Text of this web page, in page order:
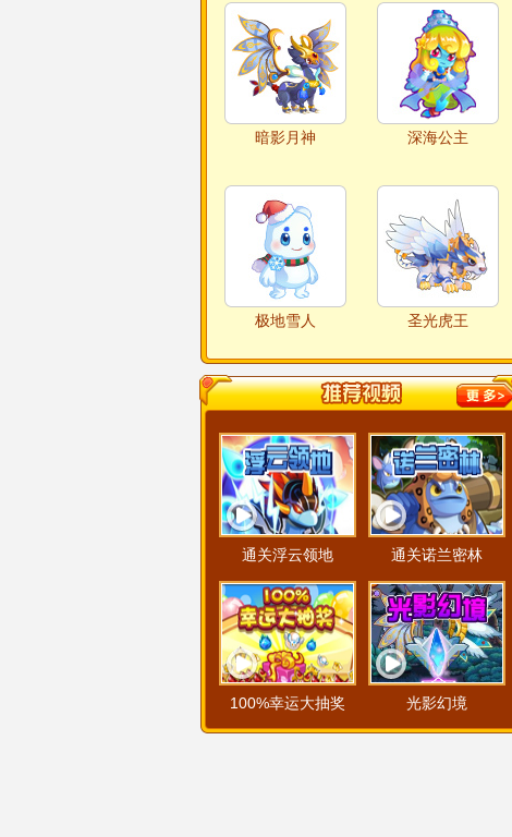
暗影月神 深海公主
极地雪人 圣光虎王
通关浮云领地 通关诺兰密林
100%幸运大抽奖 光影幻境